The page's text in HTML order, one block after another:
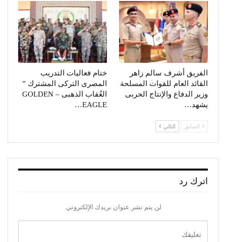
الفريق أشرف سالم زاهر
القائد العام للقوات المسلحة
وزير الدفاع والإنتاج الحربى
يشهد…
ختام فعاليات التدريب
المصرى التركى المشترك ”
العُقاب الذهبى – GOLDEN
EAGLE…
السابق التالي
اترك رد
لن يتم نشر عنوان بريدك الإلكتروني.